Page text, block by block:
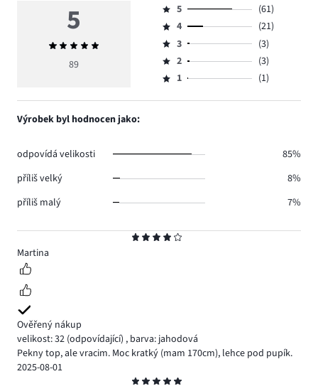
4
Martina
Ověřený nákup
velikost: 32 (odpovídající) , barva: jahodová
Pekny top, ale vracim. Moc kratký (mam 170cm), lehce pod pupík.
2025-08-01
5
Průměrné
hodnocení
89
Hodnocení
5,
počet
hlasů
61.
5
(61)
Hodnocení
4,
počet
hlasů
4
(21)
Hodnocení
3,
počet
3
(3)
Hodnocení
2,
2
(3)
Hodnocení
1,
1 (1)
Výrobek byl hodnocen jako:
odpovídá velikosti
85%
příliš velký
8%
příliš malý
7%